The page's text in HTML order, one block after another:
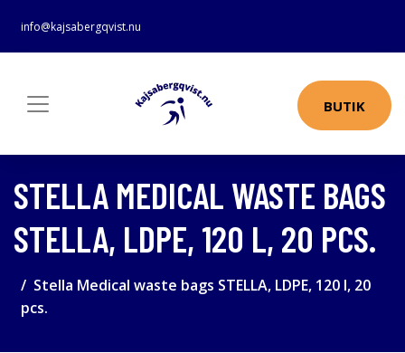
info@kajsabergqvist.nu
BUTIK
STELLA MEDICAL WASTE BAGS
STELLA, LDPE, 120 L, 20 PCS.
Stella Medical waste bags STELLA, LDPE, 120 l, 20
pcs.